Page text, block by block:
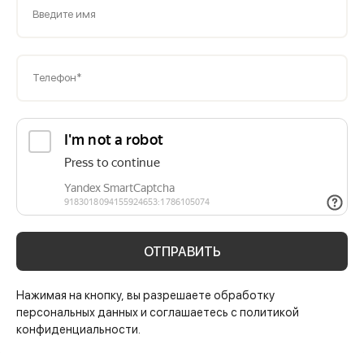
Введите имя
Телефон*
ОТПРАВИТЬ
Нажимая на кнопку, вы разрешаете обработку
персональных данных и соглашаетесь с политикой
конфиденциальности.